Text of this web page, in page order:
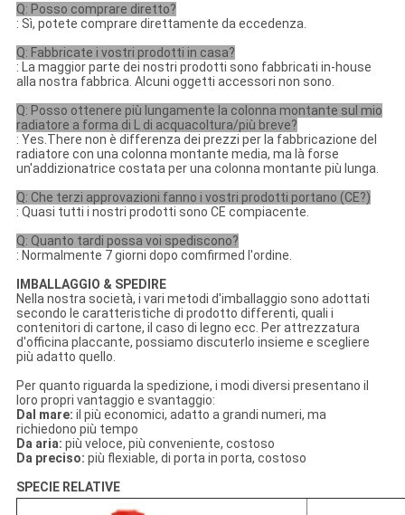
Q: Posso comprare diretto?
: Sì, potete comprare direttamente da eccedenza.
Q: Fabbricate i vostri prodotti in casa?
: La maggior parte dei nostri prodotti sono fabbricati in-house
alla nostra fabbrica. Alcuni oggetti accessori non sono.
Q: Posso ottenere più lungamente la colonna montante sul mio
radiatore a forma di L di acquacoltura/più breve?
: Yes.There non è differenza dei prezzi per la fabbricazione del
radiatore con una colonna montante media, ma là forse
un'addizionatrice costata per una colonna montante più lunga.
Q: Che terzi approvazioni fanno i vostri prodotti portano (CE?)
: Quasi tutti i nostri prodotti sono CE compiacente.
Q: Quanto tardi possa voi spediscono?
: Normalmente 7 giorni dopo comfirmed l'ordine.
IMBALLAGGIO & SPEDIRE
Nella nostra società, i vari metodi d'imballaggio sono adottati
secondo le caratteristiche di prodotto differenti, quali i
contenitori di cartone, il caso di legno ecc. Per attrezzatura
d'officina placcante, possiamo discuterlo insieme e scegliere
più adatto quello.
Per quanto riguarda la spedizione, i modi diversi presentano il
loro propri vantaggio e svantaggio:
Dal mare: il più economici, adatto a grandi numeri, ma
richiedono più tempo
Da aria: più veloce, più conveniente, costoso
Da preciso: più flexiable, di porta in porta, costoso
SPECIE RELATIVE